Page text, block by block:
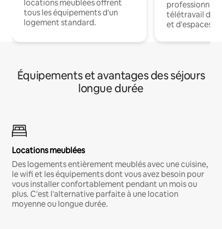
locations meublées offrent
tous les équipements d'un
logement standard.
professionnels
télétravail
et d'espaces
Équipements et avantages des séjours
longue durée
Locations meublées
Des logements entièrement meublés avec une cuisine,
le wifi et les équipements dont vous avez besoin pour
vous installer confortablement pendant un mois ou
plus. C'est l'alternative parfaite à une location
moyenne ou longue durée.